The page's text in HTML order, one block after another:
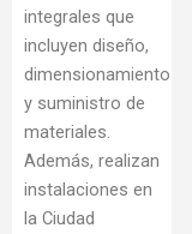
integrales que
incluyen diseño,
dimensionamiento
y suministro de
materiales.
Además, realizan
instalaciones en
la Ciudad